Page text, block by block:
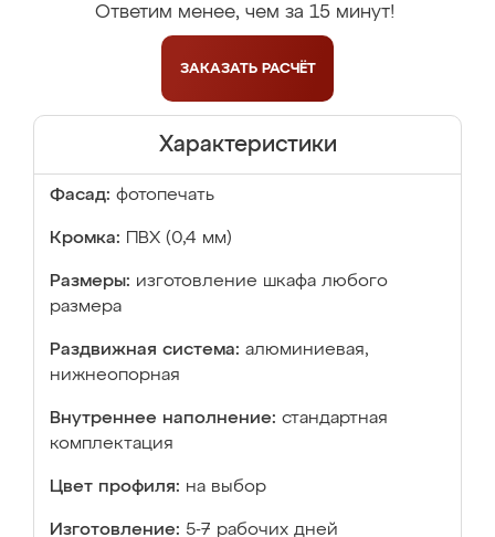
Ответим менее, чем за 15 минут!
ЗАКАЗАТЬ РАСЧЁТ
Характеристики
Фасад: фотопечать
Кромка: ПВХ (0,4 мм)
Размеры: изготовление шкафа любого
размера
Раздвижная система: алюминиевая,
нижнеопорная
Внутреннее наполнение: стандартная
комплектация
Цвет профиля: на выбор
Изготовление: 5-7 рабочих дней